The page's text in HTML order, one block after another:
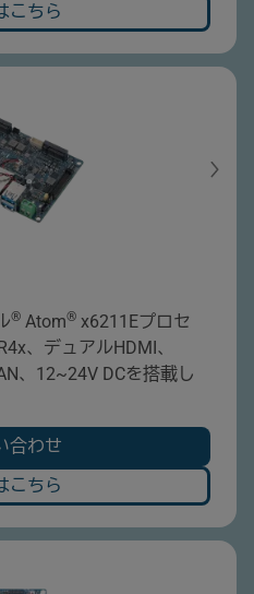
こちら
® Atom® x6211Eプロセ
、デュアルHDMI、
、12~24V DCを搭載し
合わせ
こちら